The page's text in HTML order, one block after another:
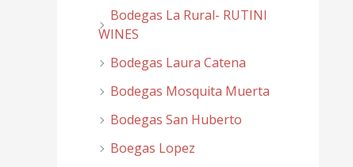
Bodegas La Rural- RUTINI
WINES
Bodegas Laura Catena
Bodegas Mosquita Muerta
Bodegas San Huberto
Boegas Lopez